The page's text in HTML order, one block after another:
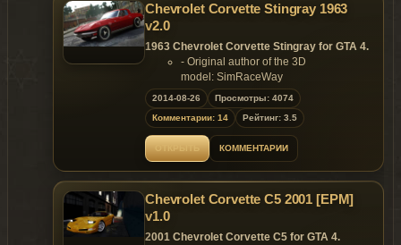
Chevrolet Corvette Stingray 1963
v2.0
1963 Chevrolet Corvette Stingray for GTA 4.
- Original author of the 3D
model: SimRaceWay
- Converted to GTA 4 by: Lord Neophyte
Features:
- Model support all features of the
game;
- Support Paintjob.
Replaces: any car
2014-08-26
Просмотры: 4074
Комментарии: 14
Рейтинг: 3.5
ОТКРЫТЬ КОММЕНТАРИИ
Chevrolet Corvette C5 2001 [EPM]
v1.0
2001 Chevrolet Corvette C5 for GTA 4.